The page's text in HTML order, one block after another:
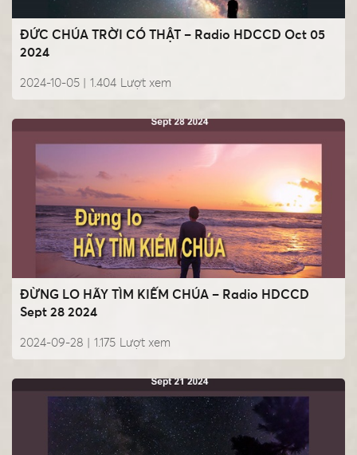
ĐỨC CHÚA TRỜI CÓ THẬT – Radio HDCCD Oct 05
2024
2024-10-05 | Lượt xem
1.404
ĐỪNG LO HÃY TÌM KIẾM CHÚA – Radio HDCCD
Sept 28 2024
2024-09-28 | Lượt xem
1.175